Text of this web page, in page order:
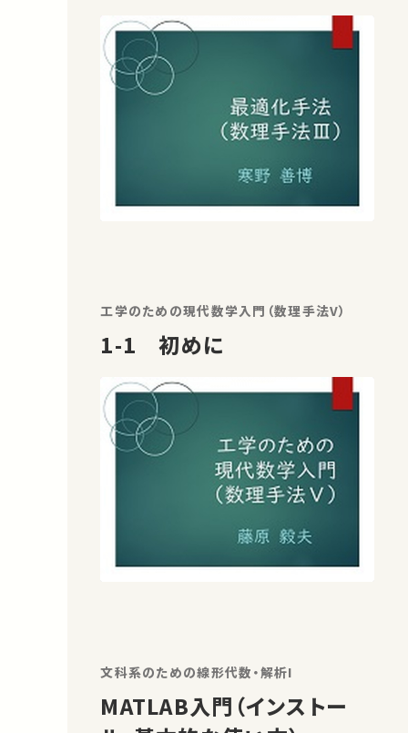
工学のための現代数学入門（数理手法V）
1-1 初めに
文科系のための線形代数・解析I
MATLAB入門（インストー